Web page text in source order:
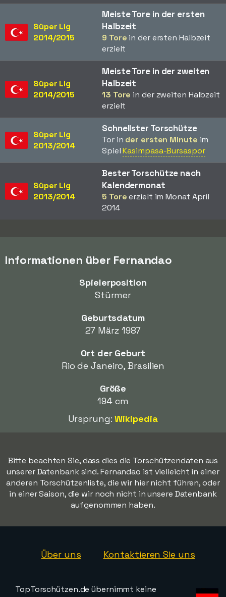
Süper Lig
2014/2015
Meiste Tore in der ersten
Halbzeit
9 Tore in der ersten Halbzeit
erzielt
Süper Lig
2014/2015
Meiste Tore in der zweiten
Halbzeit
13 Tore in der zweiten Halbzeit
erzielt
Süper Lig
2013/2014
Schnellster Torschütze
Tor in der ersten Minute im
SpielKasimpasa-Bursaspor
Süper Lig
2013/2014
Bester Torschütze nach
Kalendermonat
5 Toreerzielt im Monat April
2014
Informationen über Fernandao
Spielerposition
Stürmer
Geburtsdatum
27 März 1987
Ort der Geburt
Rio de Janeiro, Brasilien
Größe
194 cm
Ursprung:Wikipedia
Bitte beachten Sie, dass dies die Torschützendaten aus
unserer Datenbank sind. Fernandao ist vielleicht in einer
anderen Torschützenliste, die wir hier nicht führen, oder
in einer Saison, die wir noch nicht in unsere Datenbank
aufgenommen haben.
Über uns Kontaktieren Sie uns
TopTorschützen.de übernimmt keine